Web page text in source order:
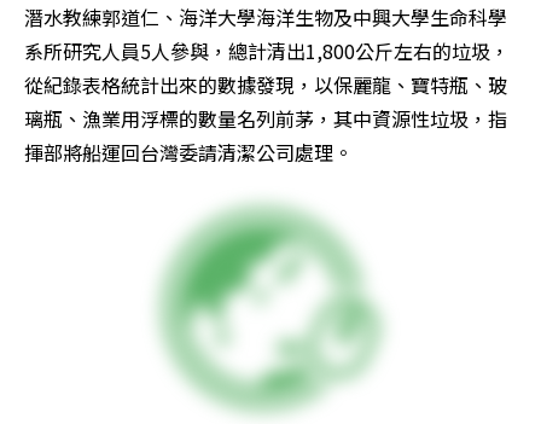
潛水教練郭道仁、海洋大學海洋生物及中興大學生命科學
系所研究人員5人參與，總計清出1,800公斤左右的垃圾，
從紀錄表格統計出來的數據發現，以保麗龍、寶特瓶、玻
璃瓶、漁業用浮標的數量名列前茅，其中資源性垃圾，指
揮部將船運回台灣委請清潔公司處理。